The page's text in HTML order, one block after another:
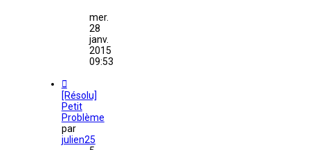
mer.
28
janv.
2015
09:53
[Résolu]
Petit
Problème
par
julien25